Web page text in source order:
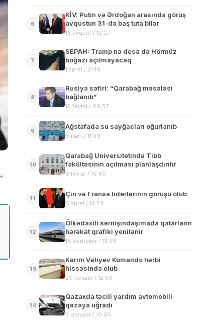
6
KİV: Putin və Ərdoğan arasında görüş
avqustun 31-də baş tuta bilər
16 avqust / 12:27
7
SEPAH: Tramp nə desə də Hörmüz
boğazı açılmayacaq
1 aprel / 21:19
8
Rusiya səfiri: “Qarabağ məsələsi
bağlanıb”
12 fevral / 09:57
9
Ağstafada su sayğacları oğurlanıb
6 mart / 11:39
10
Qarabağ Universitetində Tibb
fakültəsinin açılması planlaşdırılır
6 fevral / 15:40
11
Çin və Fransa liderlərinin görüşü olub
6 aprel / 12:54
12
Ölkədaxili sərnişindaşımada qatarların
hərəkət qrafiki yenilənir
18 sentyabr / 13:59
13
Kərim Vəliyev Komando hərbi
hissəsində olub
29 dekabr / 12:59
14
Qazaxda təcili yardım avtomobili
qəzaya uğradı
5 oktyabr / 10:05